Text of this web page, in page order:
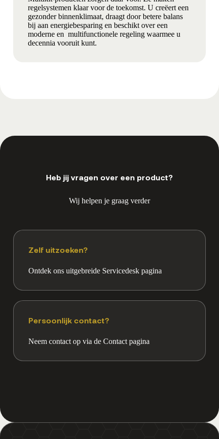
regelsystemen klaar voor de toekomst. U creëert een
gezonder binnenklimaat, draagt door betere balans
bij aan energiebesparing en beschikt over een
moderne en multifunctionele regeling waarmee u
decennia vooruit kunt.
Heb jij vragen over een product?
Wij helpen je graag verder
Zelf uitzoeken?
Ontdek ons uitgebreide Servicedesk pagina
Persoonlijk contact?
Neem contact op via de Contact pagina